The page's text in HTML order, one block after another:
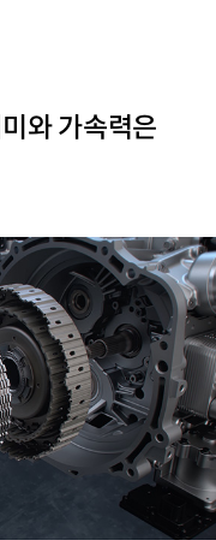
와 가속력은